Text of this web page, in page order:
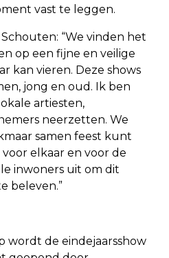
vast te leggen.
“We vinden het
op een fijne en veilige
kan vieren. Deze shows
jong en oud. Ik ben
artiesten,
neerzetten. We
samen feest kunt
elkaar en voor de
inwoners uit om dit
beleven.”
wordt de eindejaarsshow